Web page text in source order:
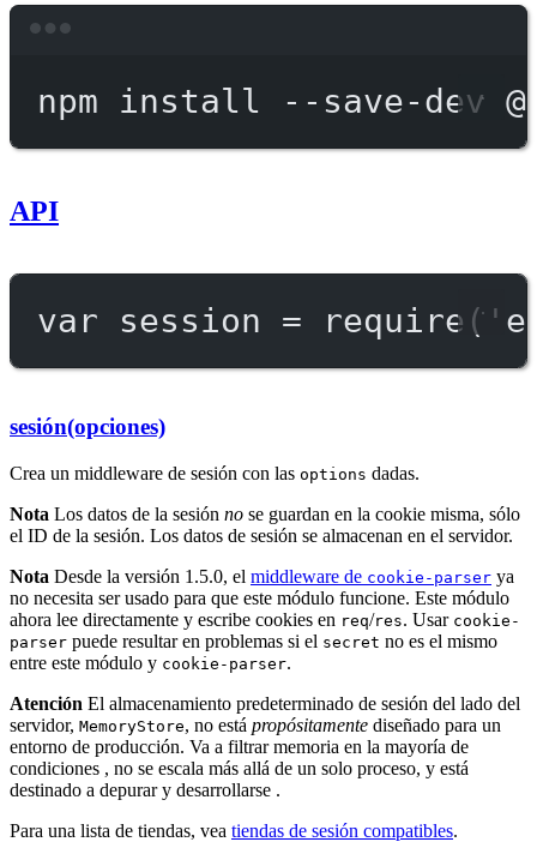
npm install --save-dev
API
var session = require (
sesión(opciones)
Crea un middleware de sesión con las options dadas.
Nota Los datos de la sesión no se guardan en la cookie misma, sólo
el ID de la sesión. Los datos de sesión se almacenan en el servidor.
Nota Desde la versión 1.5.0, el middleware de cookie-parser ya
no necesita ser usado para que este módulo funcione. Este módulo
ahora lee directamente y escribe cookies en req/res. Usar cookie-
parser puede resultar en problemas si el secret no es el mismo
entre este módulo y cookie-parser.
Atención El almacenamiento predeterminado de sesión del lado del
servidor, MemoryStore, no está propósitamente diseñado para un
entorno de producción. Va a filtrar memoria en la mayoría de
condiciones , no se escala más allá de un solo proceso, y está
destinado a depurar y desarrollarse .
Para una lista de tiendas, vea tiendas de sesión compatibles.